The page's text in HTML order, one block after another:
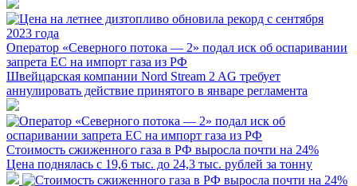
Оператор «Северного потока — 2» подал иск об оспаривании
запрета ЕС на импорт газа из РФ
Швейцарская компании Nord Stream 2 AG требует
аннулировать действие принятого в январе регламента
Стоимость сжиженного газа в РФ выросла почти на 24%
Цена поднялась с 19,6 тыс. до 24,3 тыс. рублей за тонну